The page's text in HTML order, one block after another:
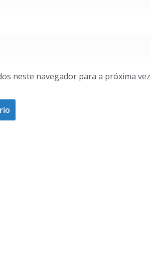
neste navegador para a próxima